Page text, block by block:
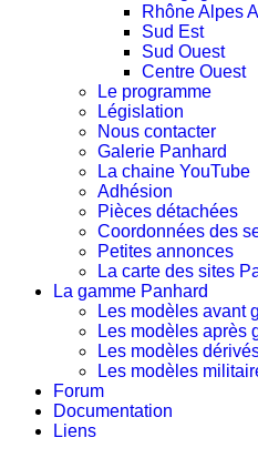
Rhône Alpes
Sud Est
Sud Ouest
Centre Ouest
Le programme
Législation
Nous contacter
Galerie Panhard
La chaine YouTube
Adhésion
Pièces détachées
Coordonnées des
Petites annonces
La carte des sites
La gamme Panhard
Les modèles avant
Les modèles après
Les modèles
Les modèles
Forum
Documentation
Liens